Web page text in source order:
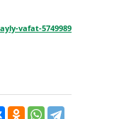
vafat-5749989